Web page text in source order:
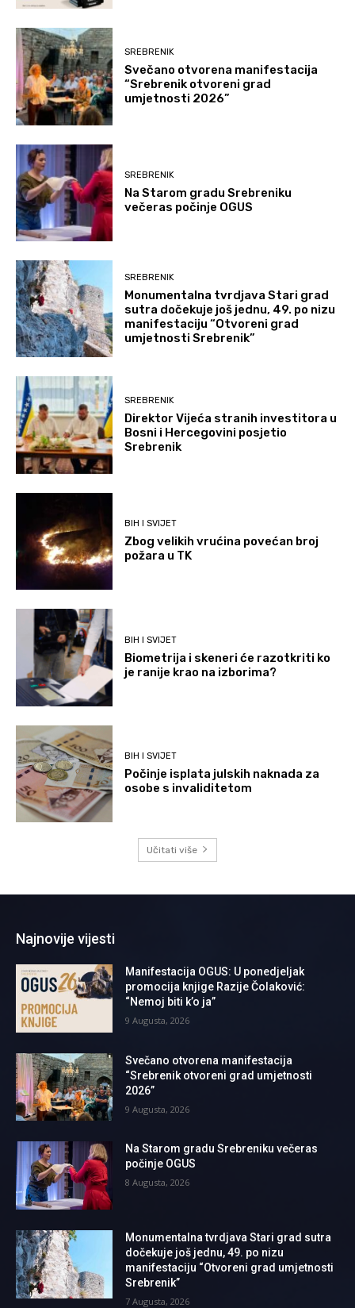
SREBRENIK
Svečano otvorena manifestacija
“Srebrenik otvoreni grad
umjetnosti 2026”
SREBRENIK
Na Starom gradu Srebreniku
večeras počinje OGUS
SREBRENIK
Monumentalna tvrdjava Stari grad
sutra dočekuje još jednu, 49. po nizu
manifestaciju “Otvoreni grad
umjetnosti Srebrenik”
SREBRENIK
Direktor Vijeća stranih investitora u
Bosni i Hercegovini posjetio
Srebrenik
BIH I SVIJET
Zbog velikih vrućina povećan broj
požara u TK
BIH I SVIJET
Biometrija i skeneri će razotkriti ko
je ranije krao na izborima?
BIH I SVIJET
Počinje isplata julskih naknada za
osobe s invaliditetom
Učitati više
Najnovije vijesti
Manifestacija OGUS: U ponedjeljak
promocija knjige Razije Čolaković:
“Nemoj biti k’o ja”
9 Augusta, 2026
Svečano otvorena manifestacija
“Srebrenik otvoreni grad umjetnosti
2026”
9 Augusta, 2026
Na Starom gradu Srebreniku večeras
počinje OGUS
8 Augusta, 2026
Monumentalna tvrdjava Stari grad sutra
dočekuje još jednu, 49. po nizu
manifestaciju “Otvoreni grad umjetnosti
Srebrenik”
7 Augusta, 2026